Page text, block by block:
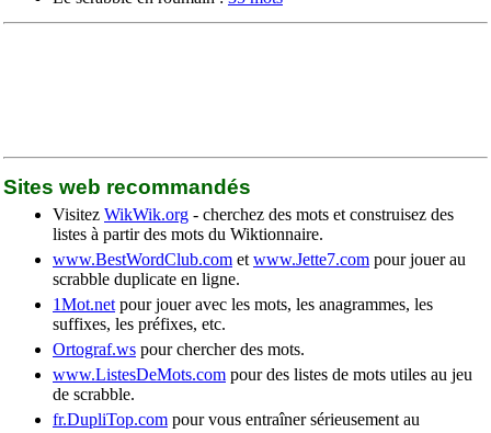
Sites web recommandés
Visitez WikWik.org - cherchez des mots et construisez des
listes à partir des mots du Wiktionnaire.
www.BestWordClub.com et www.Jette7.com pour jouer au
scrabble duplicate en ligne.
1Mot.net pour jouer avec les mots, les anagrammes, les
suffixes, les préfixes, etc.
Ortograf.ws pour chercher des mots.
www.ListesDeMots.com pour des listes de mots utiles au jeu
de scrabble.
fr.DupliTop.com pour vous entraîner sérieusement au